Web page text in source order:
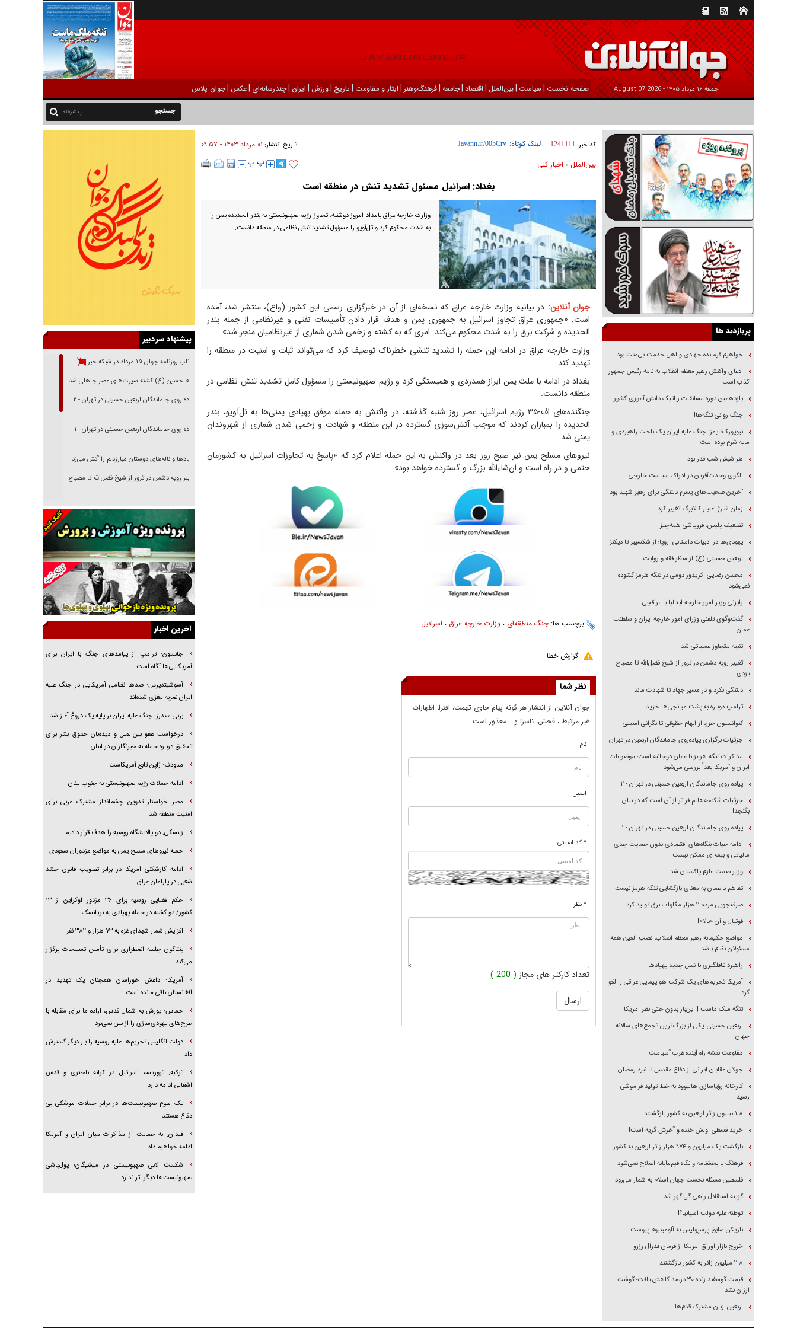
جمعه ۱۶ مرداد ۱۴۰۵ - 2026 August 07 صفحه نخست | سیاست |بين‌الملل | اقتصاد |جامعه |فرهنگ‌و‌هنر | ایثار و مقاومت |تاریخ |ورزش | ايران |چندرسانه‌ای |عکس |جوان پلاس
پیشرفته
کد خبر: 1241111 لینک کوتاه: تاریخ انتشار: ۰۱ مرداد ۱۴۰۳ - ۰۹:۵۷
بين‌الملل » اخبار كلی
بغداد: اسرائیل مسئول تشدید تنش در منطقه است
وزارت خارجه عراق بامداد امروز دوشنبه، تجاوز رژیم صهیونیستی به بندر الحدیده یمن را
به شدت محکوم کرد و تل‌آویو را مسؤول تشدید تنش نظامی در منطقه دانست.
جوان آنلاین: در بیانیه وزارت خارجه عراق که نسخه‌ای از آن در خبرگزاری رسمی این کشور (واع)، منتشر شد، آمده
است: «جمهوری عراق تجاوز اسرائیل به جمهوری یمن و هدف قرار دادن تأسیسات نفتی و غیرنظامی از جمله بندر
الحدیده و شرکت برق را به شدت محکوم می‌کند. امری که به کشته و زخمی شدن شماری از غیرنظامیان منجر شد».
وزارت خارجه عراق در ادامه این حمله را تشدید تنشی خطرناک توصیف کرد که می‌تواند ثبات و امنیت در منطقه را
تهدید کند.
بغداد در ادامه با ملت یمن ابراز همدردی و همبستگی کرد و رژیم صهیونیستی را مسؤول کامل تشدید تنش نظامی در
منطقه دانست.
جنگنده‌های اف-۳۵ رژیم اسرائیل، عصر روز شنبه گذشته، در واکنش به حمله موفق پهپادی یمنی‌ها به تل‌آویو، بندر
الحدیده را بمباران کردند که موجب آتش‌سوزی گسترده در این منطقه و شهادت و زخمی شدن شماری از شهروندان
یمنی شد.
نیروهای مسلح یمن نیز صبح روز بعد در واکنش به این حمله اعلام کرد که «پاسخ به تجاوزات اسرائیل به کشورمان
حتمی و در راه است و ان‌شاءالله بزرگ و گسترده خواهد بود».
برچسب ها:جنگ منطقه‌ای ، وزارت خارجه عراق ، اسرائیل
گزارش خطا
نظر شما
جوان آنلاين از انتشار هر گونه پيام حاوي تهمت، افترا، اظهارات
غير مرتبط ، فحش، ناسزا و... معذور است
نام
ایمیل
* کد امنیتی
* نظر
تعداد کارکتر های مجاز ( 200 )
پربازدید ها
خواهرم فرمانده جهادی و اهل خدمت بی‌منت بود
ادعای واکنش رهبر معظم انقلاب به نامه رئیس جمهور
کذب است
یازدهمین دوره مسابقات رباتیک دانش آموزی کشور
جنگ روانی تنگه‌ها!
نیویورک‌تایمز: جنگ علیه ایران یک باخت راهبردی و
مایه شرم بوده است
هر شبش شب قدر بود
الگوی وحدت‌آفرین در ادراک سیاست خارجی
آخرین صحبت‌های پسرم دلتنگی برای رهبر شهید بود
زمان شارژ اعتبار کالابرگ تغییر کرد
تضعیف پلیس، فروپاشی همه‌چیز
یهودی‌ها در ادبیات داستانی اروپا؛ از شکسپیر تا دیکنز
اربعین حسینی (ع) از منظر فقه و روایت
محسن رضایی: کریدور دومی در تنگه هرمز گشوده
نمی‌شود
رایزنی وزیر امور خارجه ایتالیا با عراقچی
گفت‌وگوی تلفنی وزرای امور خارجه ایران و سلطنت
عمان
تنبیه متجاوز عملیاتی شد
تغییر رویه دشمن در ترور از شیخ فضل‌الله تا مصباح
یزدی
دلتنگی نکرد و در مسیر جهاد تا شهادت ماند
ترامپ دوباره به پشت میانجی‌ها خزید
کنوانسیون خزر، از ابهام حقوقی تا نگرانی امنیتی
جزئیات برگزاری پیاده‌روی جاماندگان اربعین در تهران
مذاکرات تنگه هرمز با عمان دوجانبه است؛ موضوعات
ایران و آمریکا بعداً بررسی می‌شود
پیاده روی جاماندگان اربعین حسینی در تهران - ۲
جزئیات شکنجه‌هایم فراتر از آن است که در بیان
بگنجد!
پیاده روی جاماندگان اربعین حسینی در تهران - ۱
ادامه حیات بنگاه‌های اقتصادی بدون حمایت جدی
مالیاتی و بیمه‌ای ممکن نیست
وزیر صمت عازم پاکستان شد
تفاهم با عمان به معنای بازگشایی تنگه هرمز نیست
صرفه‌جویی مردم ۲ هزار مگاوات برق تولید کرد
فوتبال و آن «بالا»!
مواضع حکیمانه رهبر معظم انقلاب، نصب العین همه
مسئولان نظام باشد
راهبرد غافلگیری با نسل جدید پهپاد‌ها
آمریکا تحریم‌های یک شرکت هواپیمایی عراقی را لغو
کرد
تنگه ملک ماست | این‌بار بدون حتی نظر امریکا
اربعین حسینی؛ یکی از بزرگ‌ترین تجمع‌های سالانه
جهان
مقاومت نقشه راه آینده غرب آسیاست
جولان عقابان ایرانی از دفاع مقدس تا نبرد رمضان
کارخانه رؤیاسازی هالیوود به خط تولید فراموشی
رسید
۱.۸میلیون زائر اربعین به کشور بازگشتند
خرید قسطی اولش خنده و آخرش گریه است!
بازگشت یک میلیون و ۹۷۴ هزار زائر اربعین به کشور
فرهنگ با بخشنامه و نگاه قیم‌مآبانه اصلاح نمی‌شود
فلسطین مسئله نخست جهان اسلام به شمار می‌رود
گزینه استقلال راهی گل گهر شد
توطئه علیه دولت اسپانیا؟!
بازیکن سابق پرسپولیس به آلومینیوم پیوست
خروج بازار اوراق امریکا از فرمان فدرال رزرو
۲.۸ میلیون زائر به کشور بازگشتند
قیمت گوسفند زنده ۳۰ درصد کاهش یافت؛ گوشت
ارزان نشد
اربعین؛ زبان مشترک قدم‌ها
پیشنهاد سردبیر
بازتاب روزنامه جوان ۱۵ مرداد در شبکه خبر
امام حسین (ع) کشته سیرت‌های عصر جاهلی شد
پیاده روی جاماندگان اربعین حسینی در تهران - ۲
پیاده روی جاماندگان اربعین حسینی در تهران - ۱
فریاد‌ها و ناله‌های دوستان مبارزدلم را آتش می‌زد
تغییر رویه دشمن در ترور از شیخ فضل‌الله تا مصباح
خرید قسطی اولش خنده و آخرش گریه است!
فوتبال و آن «بالا»!
راهبرد غافلگیری با نسل جدید پهپاد‌ها
جنجال پزشکان تقلبی در صنعت زیبایی
یهودی‌ها در ادبیات داستانی اروپا؛ از شکسپیر تا
دیکنز
گفت‌وگو با خواهر یکی از شهدای جنگ رمضان/
خواهرم فرمانده جهادی و اهل خدمت بی‌منت بود
بگنجد!
برابر یورش به پاسگاه‌های پلیس
تحلیل ابعاد پیام رهبر انقلاب به حزب‌الله/ مقاومت
نقشه راه آینده غرب آسیا
آخرین اخبار
جانسون: ترامپ از پیامد‌های جنگ با ایران برای
آمریکایی‌ها آگاه است
آسوشیتدپرس: صد‌ها نظامی آمریکایی در جنگ علیه
ایران ضربه مغزی شده‌اند
برنی سندرز: جنگ علیه ایران بر پایه یک دروغ آغاز شد
درخواست عفو بین‌الملل و دیده‌بان حقوق بشر برای
تحقیق درباره حمله به خبرنگاران در لبنان
مدودف: ژاپن تابع آمریکاست
ادامه حملات رژیم صهیونیستی به جنوب لبنان
مصر خواستار تدوین چشم‌انداز مشترک عربی برای
امنیت منطقه شد
زلنسکی: دو پالایشگاه روسیه را هدف قرار دادیم
حمله نیرو‌های مسلح یمن به مواضع مزدوران سعودی
ادامه کارشکنی آمریکا در برابر تصویب قانون حشد
شعبی در پارلمان عراق
حکم قضایی روسیه برای ۳۶ مزدور اوکراین از ۱۳
کشور/ دو کشته در حمله پهپادی به بریانسک
افزایش شمار شهدای غزه به ۷۳ هزار و ۳۸۲ نفر
پنتاگون جلسه اضطراری برای تأمین تسلیحات برگزار
می‌کند
آمریکا: داعش خوراسان همچنان یک تهدید در
افغانستان باقی مانده است
حماس: یورش به شمال قدس، اراده ما برای مقابله با
طرح‌های یهودی‌سازی را از بین نمی‌برد
دولت انگلیس تحریم‌ها علیه روسیه را بار دیگر گسترش
داد
ترکیه: تروریسم اسرائیل در کرانه باختری و قدس
اشغالی ادامه دارد
یک سوم صهیونیست‌ها در برابر حملات موشکی بی
دفاع هستند
فیدان: به حمایت از مذاکرات میان ایران و آمریکا
ادامه خواهیم داد
شکست لابی صهیونیستی در میشیگان؛ پول‌پاشی
صهیونیست‌ها دیگر اثر ندارد